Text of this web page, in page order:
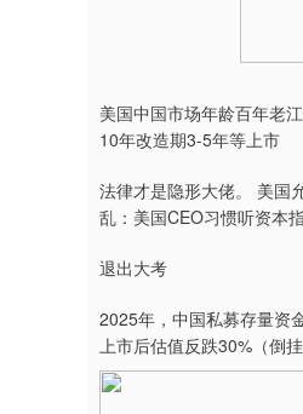
美国中国市场年龄百年老
10年改造期3-5年等上市
法律才是隐形大佬。 美国
乱：美国CEO习惯听资本
退出大考
2025年，中国私募存量资
上市后估值反跌30%（倒